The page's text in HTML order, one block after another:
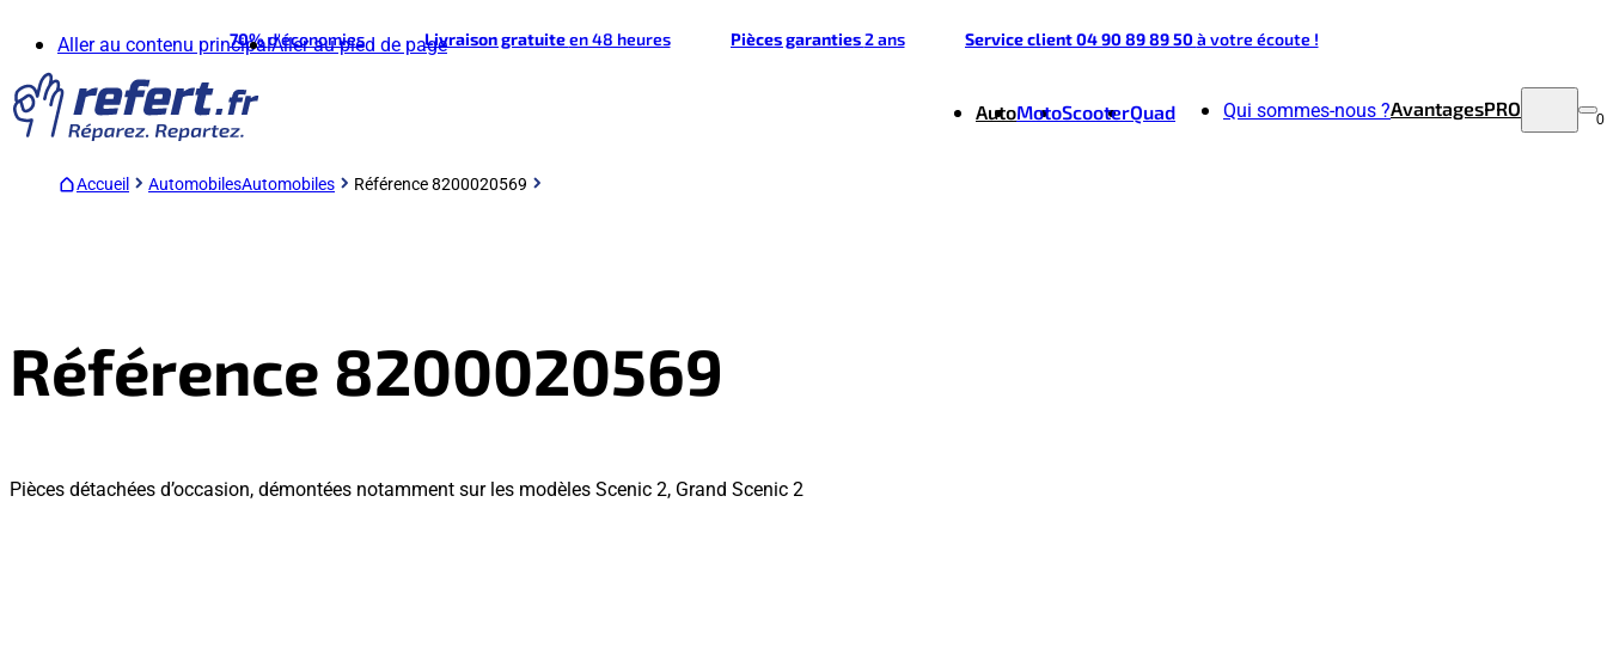
Aller au contenu principalAller au pied de page
70%d'économies Livraison gratuiteen 48 heures Pièces garanties2 ans Service client 04 90 89 89 50à votre écoute !
AutoMotoScooterQuad Qui sommes-nous ?AvantagesPRO 0
Accueil AutomobilesAutomobiles Référence 8200020569
Référence 8200020569
Pièces détachées d’occasion, démontées notamment sur les modèles Scenic 2, Grand Scenic 2